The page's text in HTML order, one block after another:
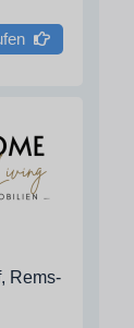
Rems-